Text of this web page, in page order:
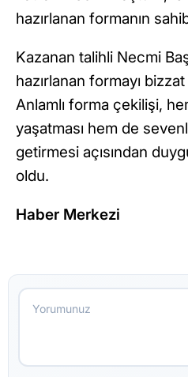
hazırlanan formanın
Kazanan talihli Necmi
hazırlanan formayı
Anlamlı forma çekilişi,
yaşatması hem de
getirmesi açısından
oldu.
Haber Merkezi